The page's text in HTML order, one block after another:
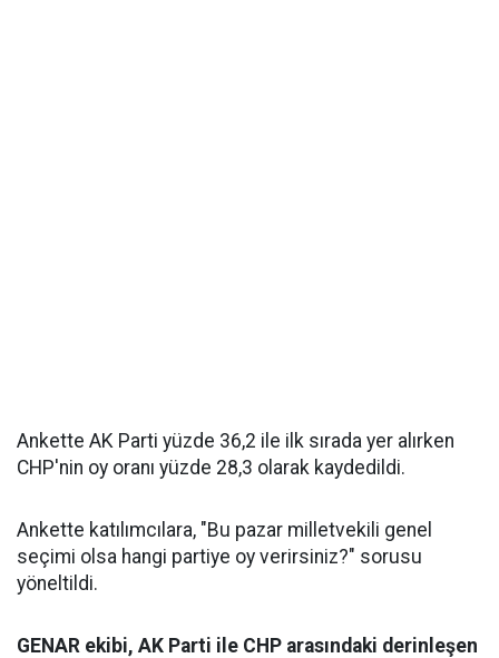
Ankette AK Parti yüzde 36,2 ile ilk sırada yer alırken
CHP'nin oy oranı yüzde 28,3 olarak kaydedildi.
Ankette katılımcılara, "Bu pazar milletvekili genel
seçimi olsa hangi partiye oy verirsiniz?" sorusu
yöneltildi.
GENAR ekibi, AK Parti ile CHP arasındaki derinleşen